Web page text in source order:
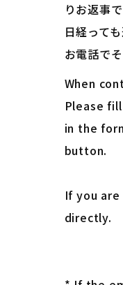
りお返事
日経って
お電話で
When
Please
in the
button.
If you
directly.